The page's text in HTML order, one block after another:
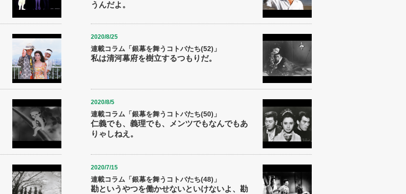
うんだよ。
2020/8/25
連載コラム「銀幕を舞うコトバたち(52)」
私は清河幕府を樹立するつもりだ。
2020/8/5
連載コラム「銀幕を舞うコトバたち(50)」
仁義でも、義理でも、メンツでもなんでもあ
りゃしねえ。
2020/7/15
連載コラム「銀幕を舞うコトバたち(48)」
勘というやつを働かせないといけないよ、勘